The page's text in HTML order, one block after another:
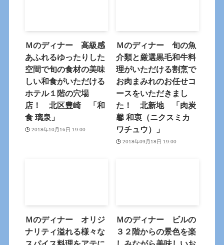
Ｍのディナー 高級感
あふれるゆったりした
空間で旬の食材の美味
しい和食がいただける
ホテル１階の穴場
店！ 北区豊崎 「和
食 璃泉」
2018年10月16日 19:00
Ｍのディナー 旬の魚
介類と厳選黒毛和牛料
理がいただける割烹で
お肉まみれのお任せコ
ースをいただきまし
た！ 北新地 「肉炭
馨 和衷（ニクスミカ
ワチュウ）」
2018年09月18日 19:00
Ｍのディナー オリジ
ナリティ溢れる様々な
Ｍのディナー ビルの
３２階からの景色を楽